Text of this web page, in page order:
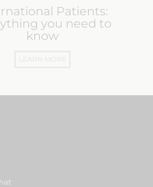
Patients:
you need to
know